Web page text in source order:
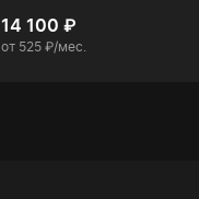
14 100 ₽
от 525 ₽/мес.